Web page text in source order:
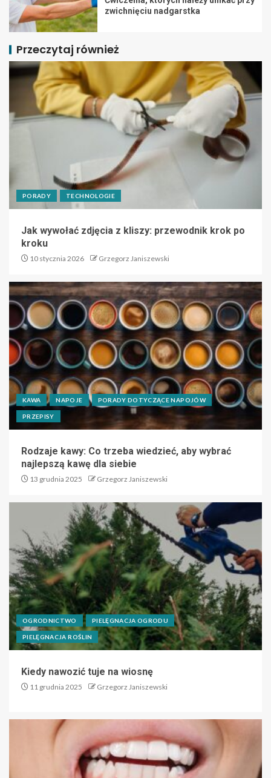
zwichnięciu nadgarstka
Przeczytaj również
PORADY TECHNOLOGIE
Jak wywołać zdjęcia z kliszy: przewodnik krok po
kroku
10 stycznia 2026 Grzegorz Janiszewski
KAWA NAPOJE PORADY DOTYCZĄCE NAPOJÓW
PRZEPISY
Rodzaje kawy: Co trzeba wiedzieć, aby wybrać
najlepszą kawę dla siebie
13 grudnia 2025 Grzegorz Janiszewski
OGRODNICTWO PIELĘGNACJA OGRODU
PIELĘGNACJA ROŚLIN
Kiedy nawozić tuje na wiosnę
11 grudnia 2025 Grzegorz Janiszewski